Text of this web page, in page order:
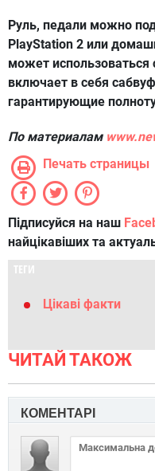
Руль, педали можно
PlayStation 2 или
может
включает в себя
гарантирующие
По материалам
Печать страницы
Підписуйся на наш
найцікавіших та
ТЕГИ
Цікаві факти
ЧИТАЙ ТАКОЖ
КОМЕНТАРІ